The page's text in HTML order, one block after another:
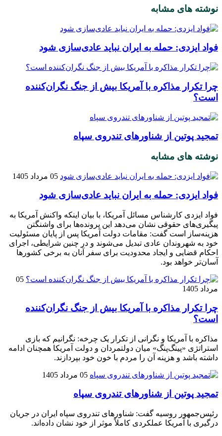
نوشته های مشابه
فواد ایزدی: حمله به ایران نباید عادی‌سازی شود
چرا تکرار مذاکره با آمریکا بیش از جنگ نگران‌کننده
است؟
تمجید پوتین از شناورهای تندروی سپاه
نوشته های مشابه
05 مرداد 1405
فواد ایزدی: حمله به ایران نباید عادی‌سازی شود
فواد ایزدی کارشناس مسائل آمریکا، با بیان اینکه واکنش آمریکا به
پیگیری‌های حقوقی نشان می‌دهد این پرونده‌ها برای واشنگتن
هزینه‌ساز است گفت: مقامات دولت آمریکا پس از پایان مسئولیت
خود به شهروندان عادی تبدیل می‌شوند و در چنین شرایطی، اجرای
احکام قضایی و ایجاد محدودیت برای سفر آنان به برخی کشور‌ها
آسان‌تر خواهد بود.
05
مرداد 1405
چرا تکرار مذاکره با آمریکا بیش از جنگ نگران‌کننده
است؟
مذاکره با آمریکا و نگرانی از تکرار یک چرخه: نگرانیم که بازی
استراتژی «پینگ‌پنگ» میان دولتمردان و دولت آمریکا همچنان ادامه
داشته باشد و هزینه آن را مردم با خون خود بپردازند.
05 مرداد 1405
تمجید پوتین از شناورهای تندروی سپاه
رئیس‌جمهور روسیه گفت: شناورهای تندروی سپاه ایران در جریان
درگیری با آمریکا عملکردی کاملاً موثر از خود نشان داده‌اند.